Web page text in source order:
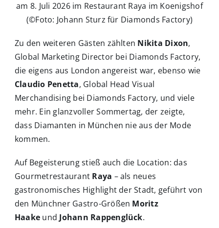
am 8. Juli 2026 im Restaurant Raya im Koenigshof
(©Foto: Johann Sturz für Diamonds Factory)
Zu den weiteren Gästen zählten Nikita Dixon,
Global Marketing Director bei Diamonds Factory,
die eigens aus London angereist war, ebenso wie
Claudio Penetta, Global Head Visual
Merchandising bei Diamonds Factory, und viele
mehr. Ein glanzvoller Sommertag, der zeigte,
dass Diamanten in München nie aus der Mode
kommen.
Auf Begeisterung stieß auch die Location: das
Gourmetrestaurant Raya – als neues
gastronomisches Highlight der Stadt, geführt von
den Münchner Gastro-Größen Moritz
Haake und Johann Rappenglück.